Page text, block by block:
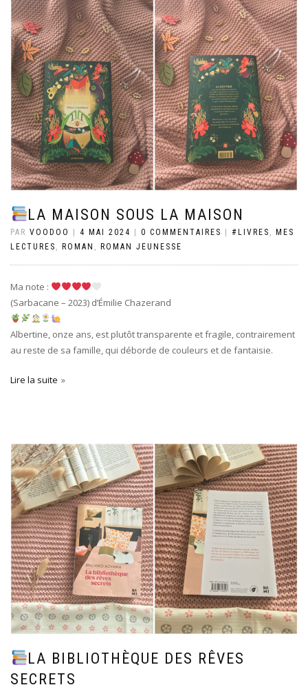
LA MAISON SOUS LA MAISON
PAR VOODOO | 4 MAI 2024 | 0 COMMENTAIRES | #LIVRES
MES
LECTURES
ROMAN ROMAN JEUNESSE
Ma note :
(Sarbacane – 2023) d’Émilie Chazerand
Albertine, onze ans, est plutôt transparente et fragile, contrairement
au reste de sa famille, qui déborde de couleurs et de fantaisie.
Lire la suite
LA BIBLIOTHÈQUE DES RÊVES
SECRETS